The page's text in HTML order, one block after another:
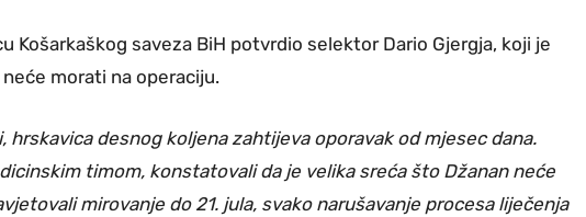
Košarkaškog saveza BiH potvrdio selektor Dario Gjergja, koji je
morati na operaciju.
hrskavica desnog koljena zahtijeva oporavak od mjesec dana.
timom, konstatovali da je velika sreća što Džanan neće
mirovanje do 21. jula, svako narušavanje procesa liječenja